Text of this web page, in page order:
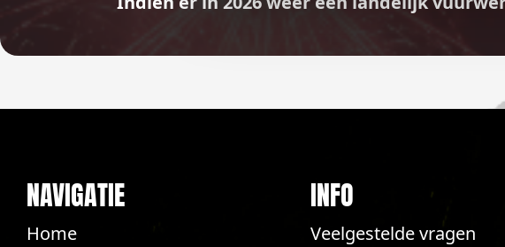
NAVIGATIE
Home
INFO
Veelgestelde vragen